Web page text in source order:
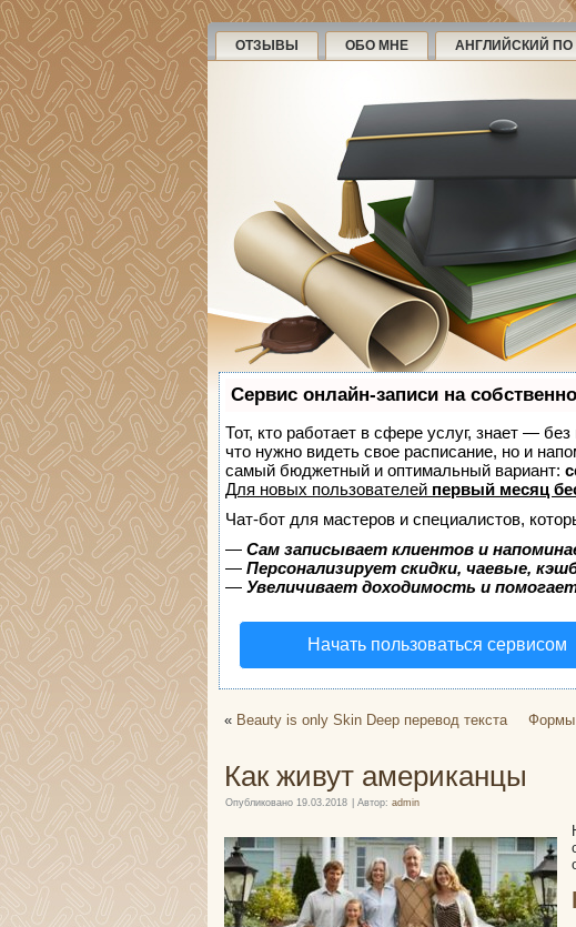
ОТЗЫВЫ ОБО МНЕ АНГЛИЙСКИЙ ПО
Сервис онлайн-записи на
Тот, кто работает в сфере услуг, знает —
что нужно видеть свое расписание, но и
самый бюджетный и оптимальный вариант:
Для новых пользователей первый месяц
Чат-бот для мастеров и специалистов,
— Сам записывает клиентов и
— Персонализирует скидки, чаевые,
— Увеличивает доходимость и
Начать пользоваться сервисом
« Beauty is only Skin Deep перевод текста Формы
Как живут американцы
Опубликовано 19.03.2018 Автор: admin